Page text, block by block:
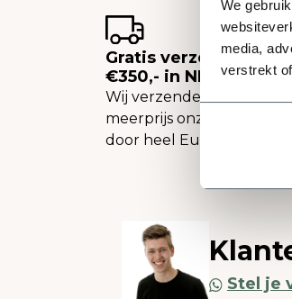
We
media,
verstrekt
Gratis verzending
€350,- in NL
Wij verzenden tegen een
meerprijs onze
door heel Europa.
Stel je